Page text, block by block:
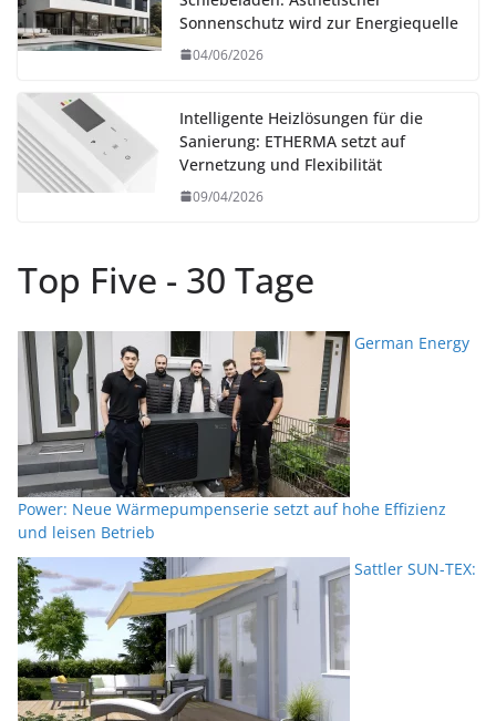
Sonnenschutz wird zur Energiequelle
04/06/2026
Intelligente Heizlösungen für die
Sanierung: ETHERMA setzt auf
Vernetzung und Flexibilität
09/04/2026
Top Five - 30 Tage
German Energy
Power: Neue Wärmepumpenserie setzt auf hohe Effizienz
und leisen Betrieb
Sattler SUN-TEX: